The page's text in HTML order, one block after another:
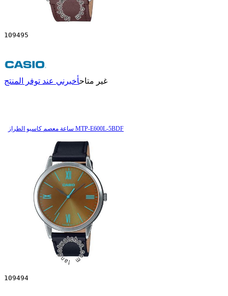
109495
غير متاحأخبرني عند توفر المنتج
ساعة معصم کاسیو الطراز MTP-E600L-5BDF
109494